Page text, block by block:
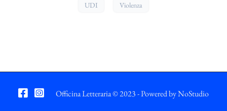
UDI Violenza
Officina Letteraria © 2023 - Powered byNoStudio